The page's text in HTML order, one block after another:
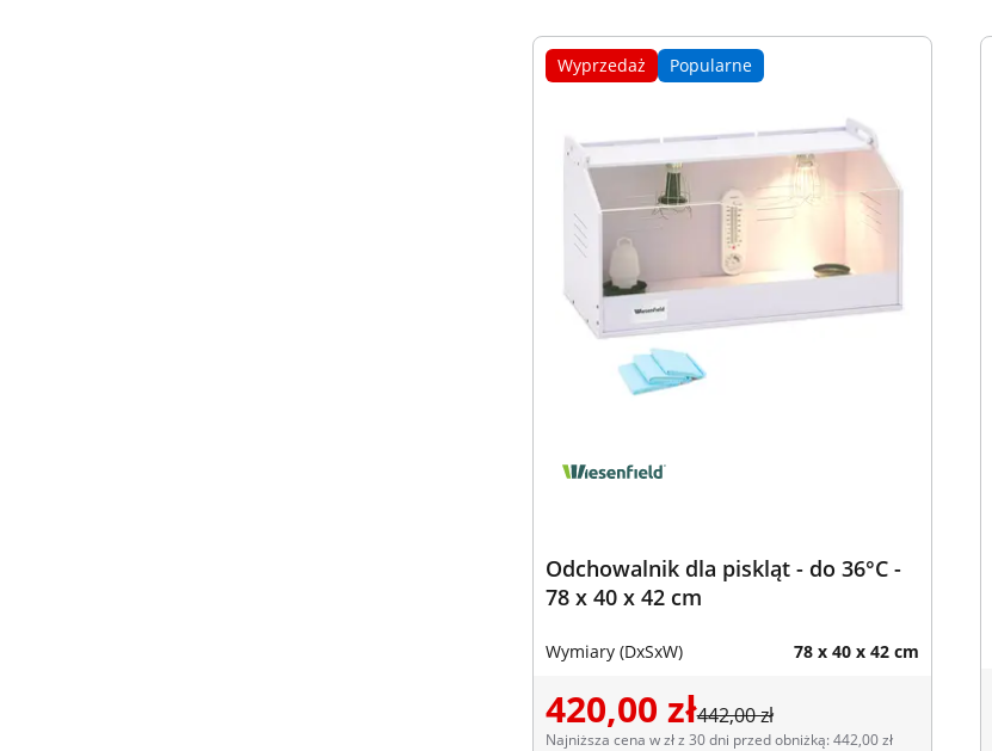
Wyprzedaż Popularne
Odchowalnik dla piskląt - do 36°C -
78 x 40 x 42 cm
Wymiary (DxSxW) 78 x 40 x 42 cm
420,00 zł442,00 zł
Najniższa cena w zł z 30 dni przed obniżką: 442,00 zł